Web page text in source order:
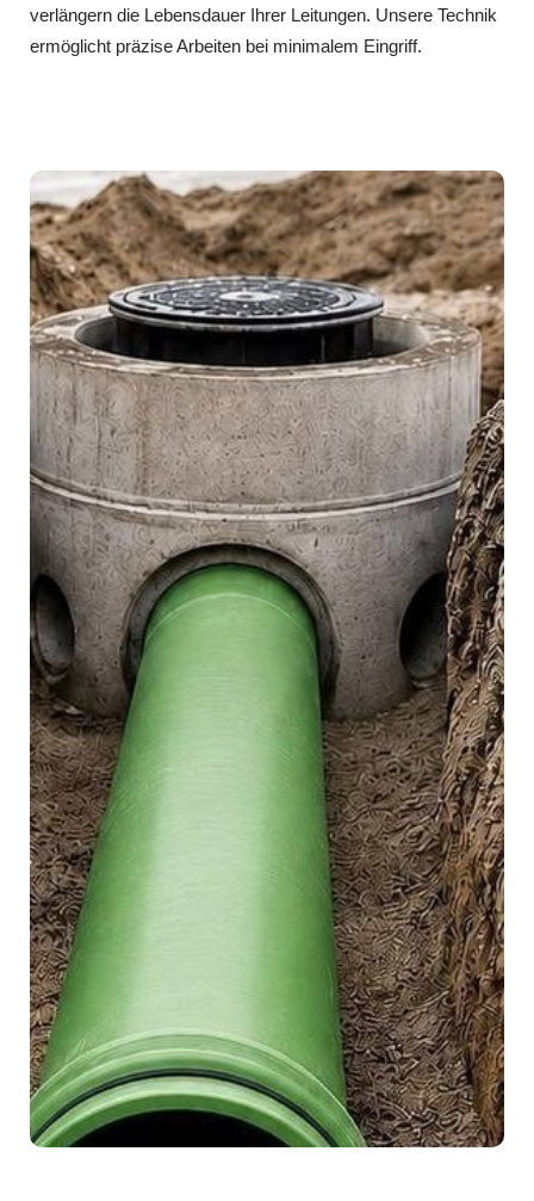
verlängern die Lebensdauer Ihrer Leitungen. Unsere Technik
ermöglicht präzise Arbeiten bei minimalem Eingriff.